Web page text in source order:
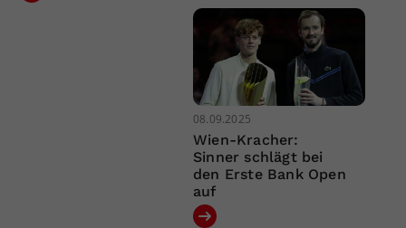
08.09.2025
Wien-Kracher:
Sinner schlägt bei
den Erste Bank Open
auf